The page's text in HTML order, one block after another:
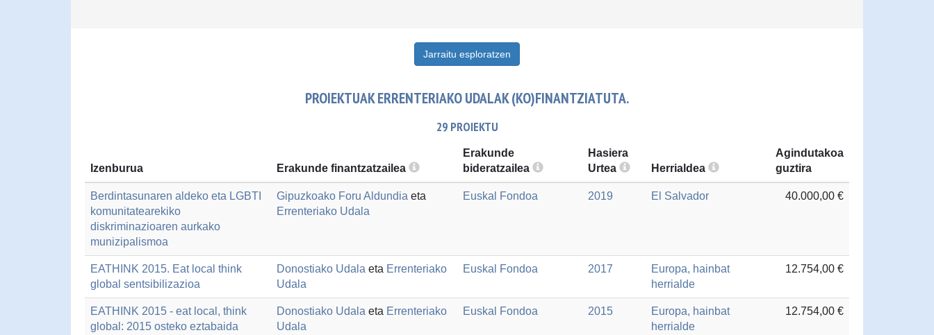
Jarraitu esploratzen
PROIEKTUAK ERRENTERIAKO UDALAK (KO)FINANTZIATUTA.
29 PROIEKTU
Izenburua Erakunde finantzatzailea
Erakunde
bideratzailea
Hasiera
Urtea
Herrialdea
Agindutakoa
guztira
Berdintasunaren aldeko eta LGBTI
komunitatearekiko
diskriminazioaren aurkako
munizipalismoa
Gipuzkoako Foru Aldundia eta
Errenteriako Udala
Euskal Fondoa 2019 El Salvador 40.000,00 €
EATHINK 2015. Eat local think
global sentsibilizazioa
Donostiako Udala eta Errenteriako
Udala
Euskal Fondoa 2017
Europa, hainbat
herrialde
12.754,00 €
EATHINK 2015 - eat local, think
global: 2015 osteko eztabaida
Donostiako Udala eta Errenteriako
Udala
Euskal Fondoa 2015
Europa, hainbat
herrialde
12.754,00 €